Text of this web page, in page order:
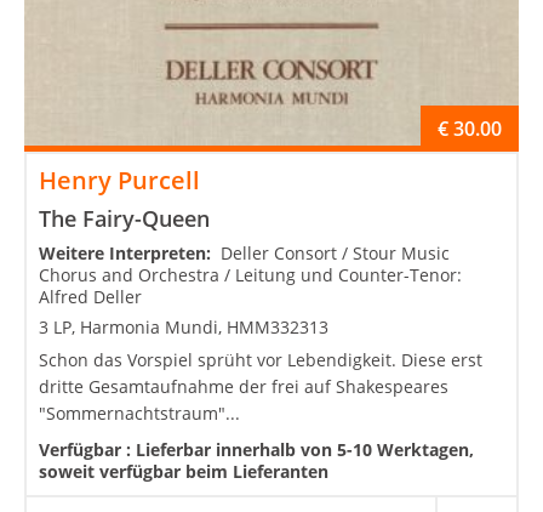
Henry Purcell
The Fairy-Queen
€30.00
Weitere Interpreten: Deller Consort / Stour Music
Chorus and Orchestra / Leitung und Counter-Tenor:
Alfred Deller
3 LP, Harmonia Mundi, HMM332313
Schon das Vorspiel sprüht vor Lebendigkeit. Diese erst
dritte Gesamtaufnahme der frei auf Shakespeares
"Sommernachtstraum"...
Verfügbar : Lieferbar innerhalb von 5-10 Werktagen,
soweit verfügbar beim Lieferanten